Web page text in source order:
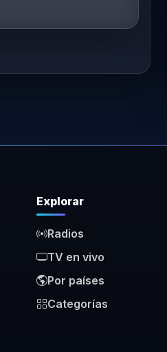
Explorar
Radios
TV en vivo
Por países
Categorías